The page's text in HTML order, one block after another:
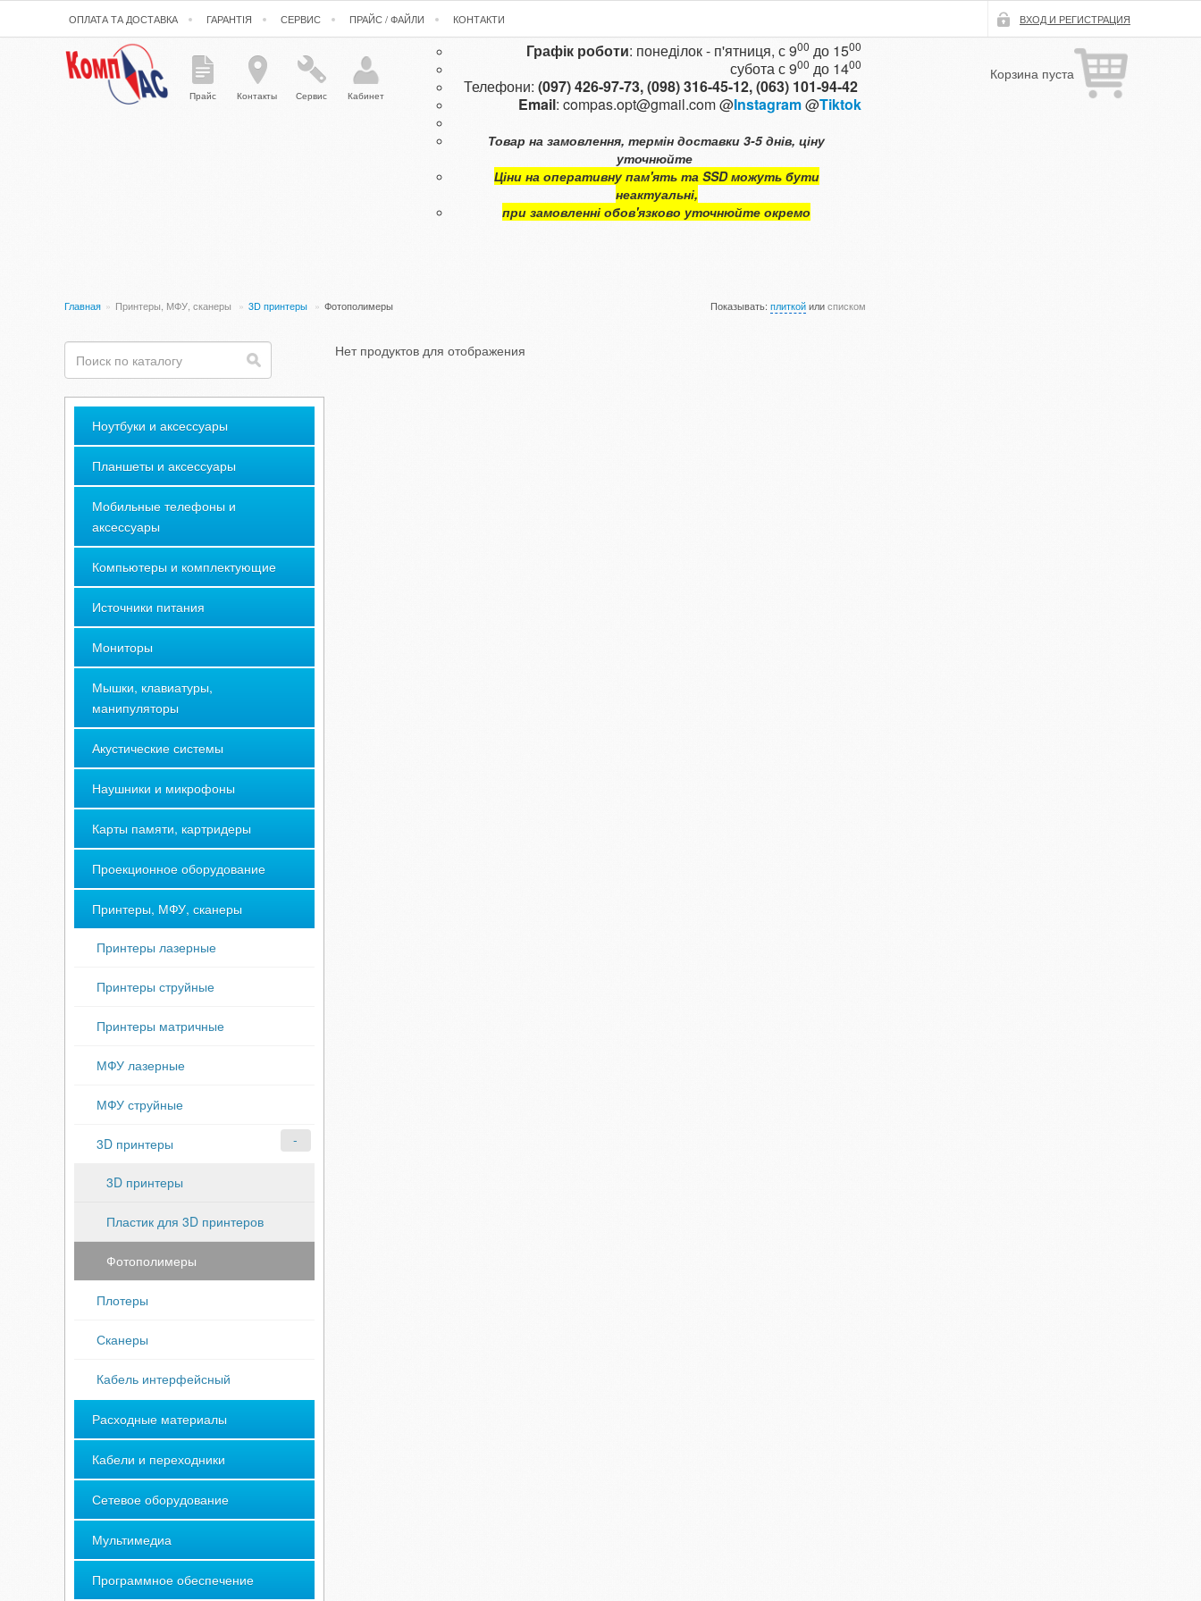
ОПЛАТА ТА ДОСТАВКА ГАРАНТІЯ СЕРВИС ПРАЙС / ФАЙЛИ КОНТАКТИ ВХОД И РЕГИСТРАЦИЯ
Прайс Контакты Сервис Кабинет
Графік роботи: понеділок - п'ятниця, с 900 до 1500
субота с900 до 1400
Телефони: (097) 426-97-73,(098) 316-45-12,(063) 101-94-42
Email: compas.opt@gmail.com@Instagram@Tiktok
Товар на замовлення, термін доставки 3-5 днів, ціну
уточнюйте
Ціни на оперативну пам'ять та SSD можуть бути
неактуальні,
при замовленні обов'язково уточнюйте окремо
Корзина пуста
Главная » Принтеры, МФУ, сканеры » 3D принтеры » Фотополимеры Показывать: плиткойилисписком
Ноутбуки и аксессуары
Планшеты и аксессуары
Мобильные телефоны и
аксессуары
Компьютеры и комплектующие
Источники питания
Мониторы
Мышки, клавиатуры,
манипуляторы
Акустические системы
Наушники и микрофоны
Карты памяти, картридеры
Проекционное оборудование
Принтеры, МФУ, сканеры
Принтеры лазерные
Принтеры струйные
Принтеры матричные
МФУ лазерные
МФУ струйные
3D принтеры
3D принтеры
Пластик для 3D принтеров
Фотополимеры
Плотеры
Сканеры
Кабель интерфейсный
Расходные материалы
Кабели и переходники
Сетевое оборудование
Мультимедиа
Программное обеспечение
Нет продуктов для отображения